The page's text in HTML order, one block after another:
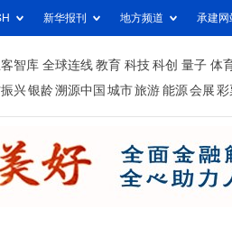
新华报刊 地方频道 承建网
智库 全球连线 教育 科技 科创 量子 体
兴银龄溯源中国 城市旅游 能源 会展 彩